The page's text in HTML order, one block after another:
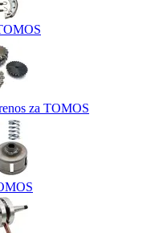
za TOMOS